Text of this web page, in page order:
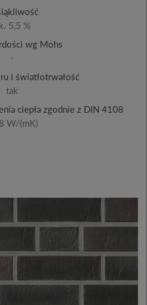
5,5 %
wg Mohs
-
i światłotrwałość
tak
ciepła zgodnie z DIN 4108
W/(mK)